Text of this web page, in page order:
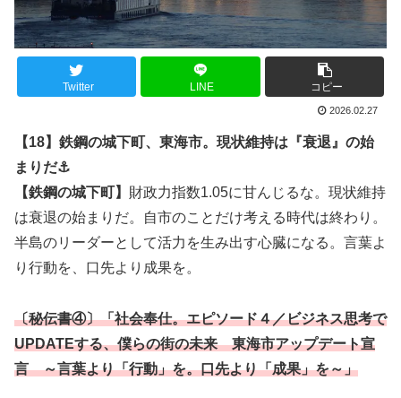
Twitter LINE コピー
2026.02.27
【18】鉄鋼の城下町、東海市。現状維持は『衰退』の始
まりだ⚓️
【鉄鋼の城下町】 財政力指数1.05に甘んじるな。現状維持
は衰退の始まりだ。自市のことだけ考える時代は終わり。
半島のリーダーとして活力を生み出す心臓になる。言葉よ
り行動を、口先より成果を。
〔秘伝書④〕「社会奉仕。エピソード４／ビジネス思考で
UPDATEする、僕らの街の未来 東海市アップデート宣
言 ～言葉より「行動」を。口先より「成果」を～」